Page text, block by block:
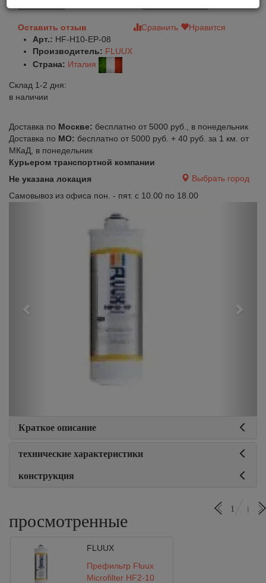
Оставить отзыв Сравнить
Нравится
Арт.: HF-H10-EP-08
Производитель: FLUUX
Страна: Италия
Склад 1-2 дня:
в наличии
Доставка по Москве: бесплатно от 5000 руб., в понедельник
Доставка по МО: бесплатно от 5000 руб. + 40 руб. за 1 км. от
МКаД, в понедельник
Курьером транспортной компании
Не указана локация
Выбрать город
Самовывоз из офиса пон. - пят. с 10.00 по 18.00
Краткое описание
технические характеристики
конструкция
просмотренные
1 1
FLUUX
Префильтр Fluux
Microfilter HF2-10